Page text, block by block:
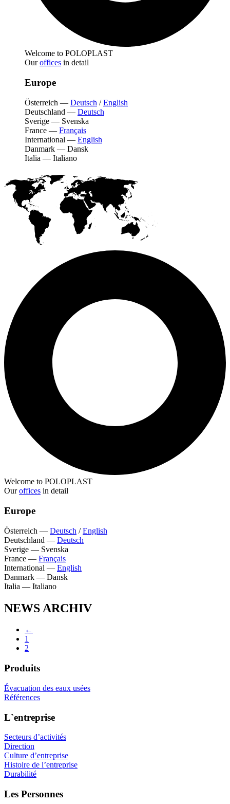
Welcome to POLOPLAST
Ouroffices in detail
Europe
Österreich — Deutsch /English
Deutschland — Deutsch
Sverige — Svenska
France — Français
International — English
Danmark — Dansk
Italia — Italiano
Welcome to POLOPLAST
Ouroffices in detail
Europe
Österreich — Deutsch /English
Deutschland — Deutsch
Sverige — Svenska
France — Français
International — English
Danmark — Dansk
Italia — Italiano
NEWS ARCHIV
←
1
2
Produits
Évacuation des eaux usées
Références
L`entreprise
Secteurs d’activités
Direction
Culture d’entreprise
Histoire de l’entreprise
Durabilité
Les Personnes